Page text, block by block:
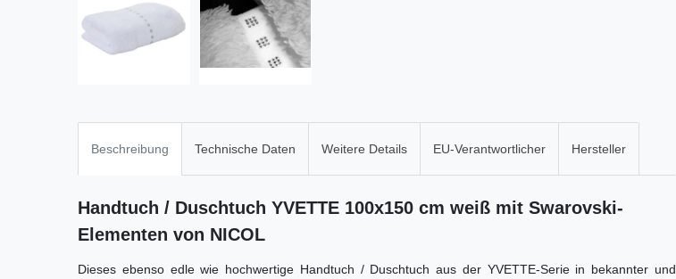
Beschreibung Technische Daten Weitere Details EU-Verantwortlicher Hersteller
Handtuch / Duschtuch YVETTE 100x150 cm weiß mit Swarovski-
Elementen von NICOL
Dieses ebenso edle wie hochwertige Handtuch / Duschtuch aus der YVETTE-Serie in bekannter und